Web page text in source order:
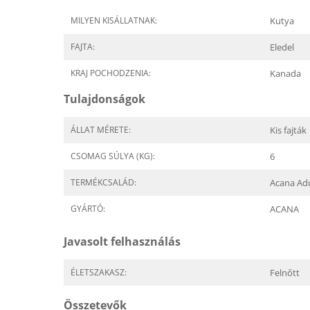
MILYEN KISÁLLATNAK: Kutya
FAJTA: Eledel
KRAJ POCHODZENIA: Kanada
Tulajdonságok
ÁLLAT MÉRETE: Kis fajták
CSOMAG SÚLYA (KG): 6
TERMÉKCSALÁD: Acana
GYÁRTÓ: ACANA
Javasolt felhasználás
ÉLETSZAKASZ: Felnőtt
Összetevők